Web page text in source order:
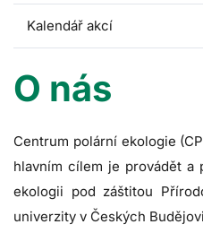
Kalendář akcí
O nás
Centrum polární ekologie
hlavním cílem je provádět a
ekologii pod záštitou
univerzity v Českých